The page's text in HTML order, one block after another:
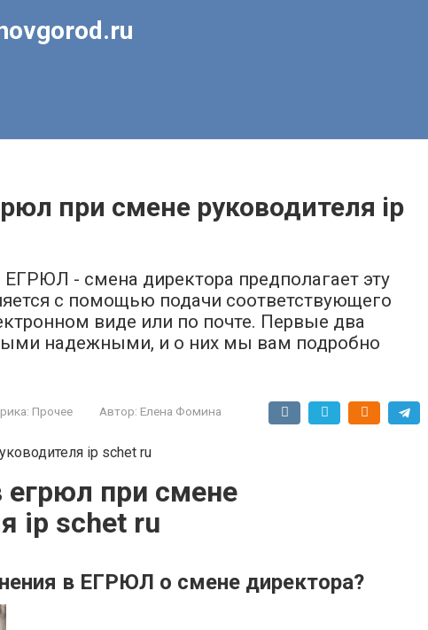
при смене руководителя ip
- смена директора предполагает эту
с помощью подачи соответствующего
виде или по почте. Первые два
надежными, и о них мы вам подробно
Прочее Автор: Елена Фомина
при смене
ip schet ru
в ЕГРЮЛ о смене директора?